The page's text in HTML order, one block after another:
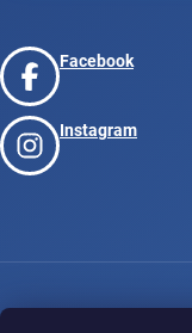
Facebook
Instagram